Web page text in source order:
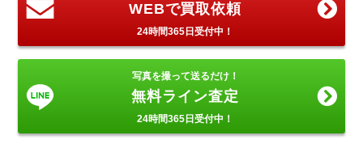
WEBで買取依頼
24時間365日受付中！
写真を撮って送るだけ！
無料ライン査定
24時間365日受付中！